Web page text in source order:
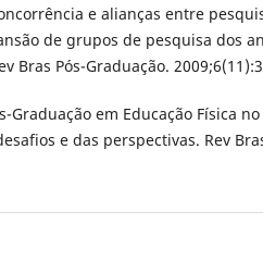
e alianças entre
de grupos de pesquisa dos
Bras Pós-Graduação.
Graduação em Educação Física
e das perspectivas. Rev